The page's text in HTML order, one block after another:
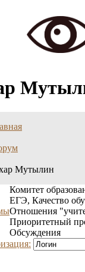
Мутылин
Комитет
ЕГЭ, Качество
Отношения
Приоритетный
Обсуждения